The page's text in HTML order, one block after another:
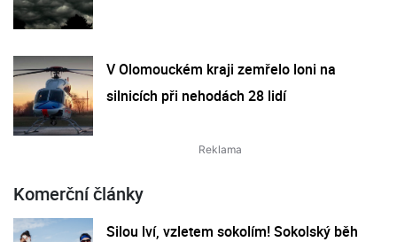
V Olomouckém kraji zemřelo loni na
silnicích při nehodách 28 lidí
Komerční články
Silou lví, vzletem sokolím! Sokolský běh